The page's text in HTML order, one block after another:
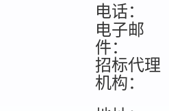
电话：
电子邮
件：
招标代理
机构：